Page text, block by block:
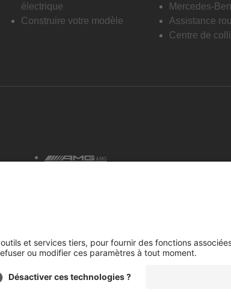
électrique
Construire votre modèle
Mercedes-
Assistance
Centre de
AMG